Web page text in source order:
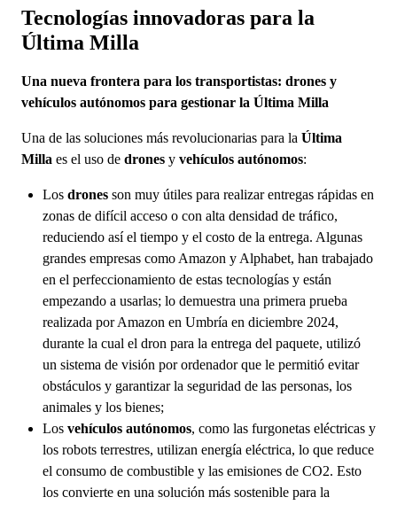
Tecnologías innovadoras para la
Última Milla
Una nueva frontera para los transportistas: drones y
vehículos autónomos para gestionar la Última Milla
Una de las soluciones más revolucionarias para la Última
Milla es el uso de drones y vehículos autónomos:
Los drones son muy útiles para realizar entregas rápidas en
zonas de difícil acceso o con alta densidad de tráfico,
reduciendo así el tiempo y el costo de la entrega. Algunas
grandes empresas como Amazon y Alphabet, han trabajado
en el perfeccionamiento de estas tecnologías y están
empezando a usarlas; lo demuestra una primera prueba
realizada por Amazon en Umbría en diciembre 2024,
durante la cual el dron para la entrega del paquete, utilizó
un sistema de visión por ordenador que le permitió evitar
obstáculos y garantizar la seguridad de las personas, los
animales y los bienes;
Los vehículos autónomos, como las furgonetas eléctricas y
los robots terrestres, utilizan energía eléctrica, lo que reduce
el consumo de combustible y las emisiones de CO2. Esto
los convierte en una solución más sostenible para la